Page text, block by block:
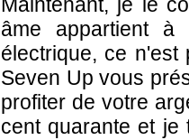
âme appartient à
électrique, ce n'est
Seven Up vous
profiter de votre
cent quarante et